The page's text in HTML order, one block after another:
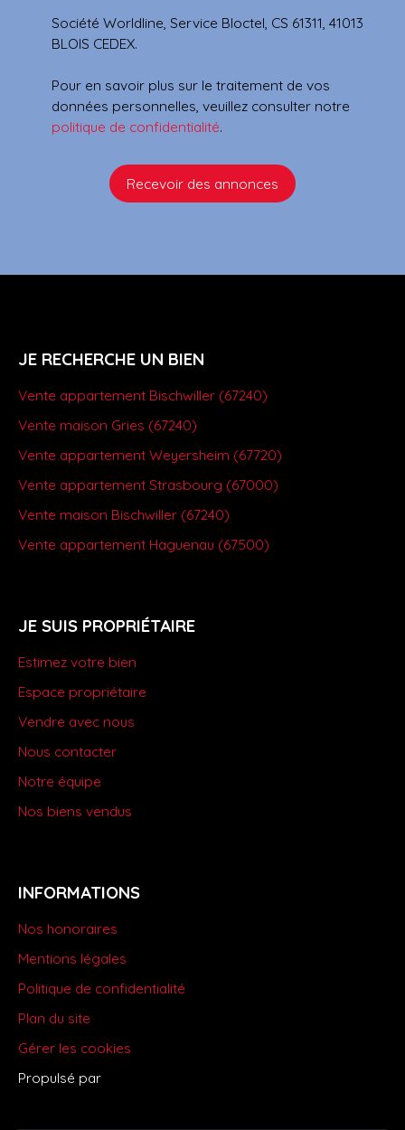
Société Worldline, Service Bloctel, CS 61311, 41013
BLOIS CEDEX.
Pour en savoir plus sur le traitement de vos
données personnelles, veuillez consulter notre
politique de confidentialité.
Recevoir des annonces
JE RECHERCHE UN BIEN
Vente appartement Bischwiller (67240)
Vente maison Gries (67240)
Vente appartement Weyersheim (67720)
Vente appartement Strasbourg (67000)
Vente maison Bischwiller (67240)
Vente appartement Haguenau (67500)
JE SUIS PROPRIÉTAIRE
Estimez votre bien
Espace propriétaire
Vendre avec nous
Nous contacter
Notre équipe
Nos biens vendus
INFORMATIONS
Nos honoraires
Mentions légales
Politique de confidentialité
Plan du site
Gérer les cookies
Propulsé par